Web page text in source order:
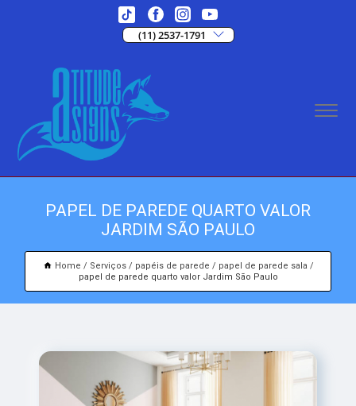
(11) 2537-1791
PAPEL DE PAREDE QUARTO VALOR
JARDIM SÃO PAULO
Home Serviços papéis de parede
papel de parede sala
papel de parede quarto valor Jardim São Paulo